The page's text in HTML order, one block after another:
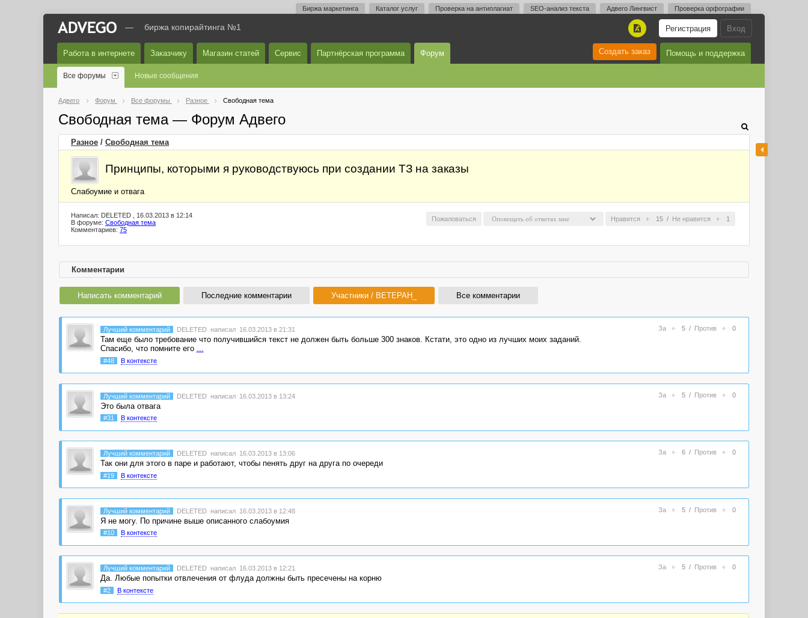
Биржа маркетинга Каталог услуг Проверка на антиплагиат SEO-анализ текста Адвего Лингвист Проверка орфографии
Вход
Регистрация
A
— биржа копирайтинга №1
Работа в интернете Заказчику Магазин статей Сервис Партнёрская программа Форум Помощь и поддержка
Создать заказ
Все форумы Новые сообщения
Адвего Форум Все форумы Разное Свободная тема
Свободная тема — Форум Адвего
Разное / Свободная тема
Принципы, которыми я руководствуюсь при создании ТЗ на заказы
Слабоумие и отвага
Нравится 15 / Не нравится 1
Пожаловаться
Написал: DELETED , 16.03.2013 в 12:14
В форуме: Свободная тема
Комментариев: 75
Комментарии
Написать комментарий Последние комментарии Участники / BETEPAH_ Все комментарии
За 5/ Против 0
Лучший комментарий DELETED написал 16.03.2013 в 21:31
Там еще было требование что получившийся текст не должен быть больше 300 знаков. Кстати, это одно из лучших моих заданий.
Спасибо, что помните его ...
#48 В контексте
За 5/ Против 0
Лучший комментарий DELETED написал 16.03.2013 в 13:24
Это была отвага
#31 В контексте
За 6/ Против 0
Лучший комментарий DELETED написал 16.03.2013 в 13:06
Так они для этого в паре и работают, чтобы пенять друг на друга по очереди
#19 В контексте
За 5/ Против 0
Лучший комментарий DELETED написал 16.03.2013 в 12:48
Я не могу. По причине выше описанного слабоумия
#10 В контексте
За 5/ Против 0
Лучший комментарий DELETED написал 16.03.2013 в 12:21
Да. Любые попытки отвлечения от флуда должны быть пресечены на корню
#2 В контексте